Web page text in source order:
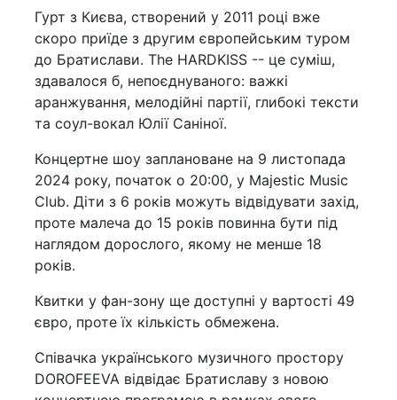
Гурт з Києва, створений у 2011 році вже
скоро приїде з другим європейським туром
до Братислави. The HARDKISS -- це суміш,
здавалося б, непоєднуваного: важкі
аранжування, мелодійні партії, глибокі тексти
та соул-вокал Юлії Саніної.
Концертне шоу заплановане на 9 листопада
2024 року, початок о 20:00, у Majestic Music
Club. Діти з 6 років можуть відвідувати захід,
проте малеча до 15 років повинна бути під
наглядом дорослого, якому не менше 18
років.
Квитки у фан-зону ще доступні у вартості 49
євро, проте їх кількість обмежена.
Співачка українського музичного простору
DOROFEEVA відвідає Братиславу з новою